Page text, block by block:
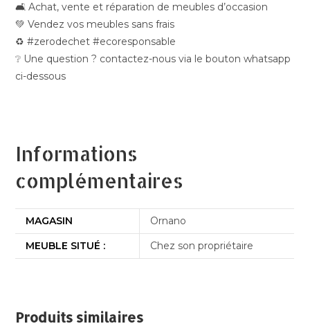
🛋️ Achat, vente et réparation de meubles d’occasion
💚 Vendez vos meubles sans frais
♻️ #zerodechet #ecoresponsable
❔ Une question ? contactez-nous via le bouton whatsapp
ci-dessous
Informations
complémentaires
MAGASIN
Ornano
MEUBLE SITUÉ :
Chez son propriétaire
Produits similaires